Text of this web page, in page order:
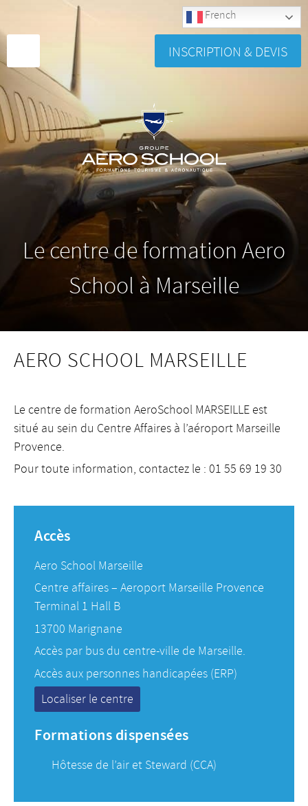
INSCRIPTION & DEVIS
Le centre de formation Aero
School à Marseille
AERO SCHOOL MARSEILLE
Le centre de formation AeroSchool MARSEILLE est
situé au sein du Centre Affaires à l’aéroport Marseille
Provence.
Pour toute information, contactez le : 01 55 69 19 30
Accès
Aero School Marseille
Centre affaires – Aeroport Marseille Provence
Terminal 1 Hall B
13700 Marignane
Accès par bus du centre-ville de Marseille.
Accès aux personnes handicapées (ERP)
Localiser le centre
Formations dispensées
Hôtesse de l’air et Steward (CCA)
French